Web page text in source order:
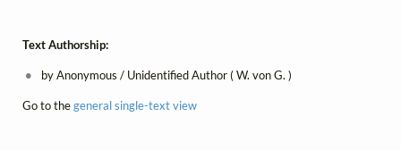
Text Authorship:
by Anonymous / Unidentified Author ( W. von G. )
Go to thegeneral single-text view